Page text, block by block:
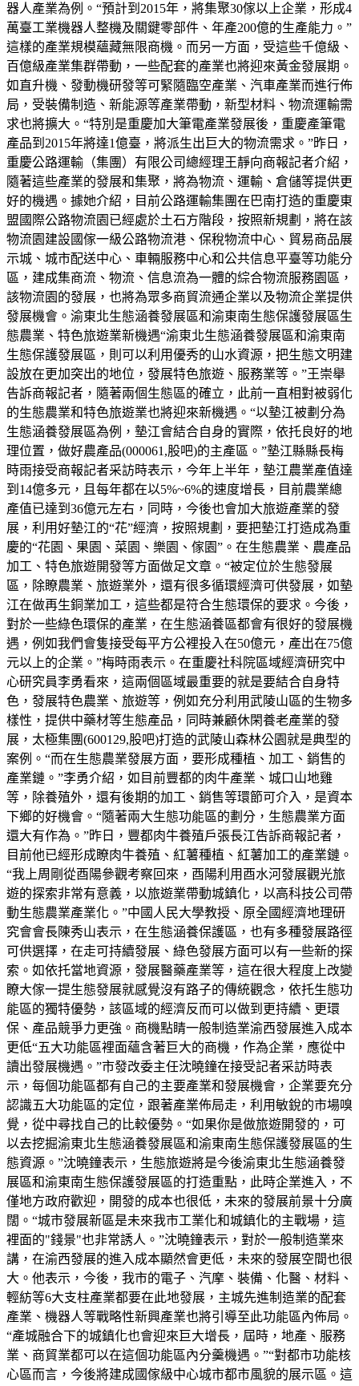
器人產業為例。“預計到2015年，將集聚30傢以上企業，形成4
萬臺工業機器人整機及關鍵零部件、年產200億的生產能力。”
這樣的產業規模蘊藏無限商機。而另一方面，受這些千億級、
百億級產業集群帶動，一些配套的產業也將迎來黃金發展期。
如直升機、發動機研發等可緊隨臨空產業、汽車產業而進行佈
局，受裝備制造、新能源等產業帶動，新型材料、物流運輸需
求也將擴大。“特別是重慶加大筆電產業發展後，重慶產筆電
產品到2015年將達1億臺，將派生出巨大的物流需求。”昨日，
重慶公路運輸（集團）有限公司總經理王靜向商報記者介紹，
隨著這些產業的發展和集聚，將為物流、運輸、倉儲等提供更
好的機遇。據她介紹，目前公路運輸集團在巴南打造的重慶東
盟國際公路物流園已經處於土石方階段，按照新規劃，將在該
物流園建設國傢一級公路物流港、保稅物流中心、貿易商品展
示城、城市配送中心、車輛服務中心和公共信息平臺等功能分
區，建成集商流、物流、信息流為一體的綜合物流服務園區，
該物流園的發展，也將為眾多商貿流通企業以及物流企業提供
發展機會。渝東北生態涵養發展區和渝東南生態保護發展區生
態農業、特色旅遊業新機遇“渝東北生態涵養發展區和渝東南
生態保護發展區，則可以利用優秀的山水資源，把生態文明建
設放在更加突出的地位，發展特色旅遊、服務業等。”王崇舉
告訴商報記者，隨著兩個生態區的確立，此前一直相對被弱化
的生態農業和特色旅遊業也將迎來新機遇。“以墊江被劃分為
生態涵養發展區為例，墊江會結合自身的實際，依托良好的地
理位置，做好農產品(000061,股吧)的主產區。”墊江縣縣長梅
時雨接受商報記者采訪時表示，今年上半年，墊江農業產值達
到14億多元，且每年都在以5%~6%的速度增長，目前農業總
產值已達到36億元左右，同時，今後也會加大旅遊產業的發
展，利用好墊江的“花”經濟，按照規劃，要把墊江打造成為重
慶的“花園、果園、菜園、樂園、傢園”。在生態農業、農產品
加工、特色旅遊開發等方面做足文章。“被定位於生態發展
區，除瞭農業、旅遊業外，還有很多循環經濟可供發展，如墊
江在做再生銅業加工，這些都是符合生態環保的要求。今後，
對於一些綠色環保的產業，在生態涵養區都會有很好的發展機
遇，例如我們會隻接受每平方公裡投入在50億元，產出在75億
元以上的企業。”梅時雨表示。在重慶社科院區域經濟研究中
心研究員李勇看來，這兩個區域最重要的就是要結合自身特
色，發展特色農業、旅遊等，例如充分利用武陵山區的生物多
樣性，提供中藥材等生態產品，同時兼顧休閑養老產業的發
展，太極集團(600129,股吧)打造的武陵山森林公園就是典型的
案例。“而在生態農業發展方面，要形成種植、加工、銷售的
產業鏈。”李勇介紹，如目前豐都的肉牛產業、城口山地雞
等，除養殖外，還有後期的加工、銷售等環節可介入，是資本
下鄉的好機會。“隨著兩大生態功能區的劃分，生態農業方面
還大有作為。”昨日，豐都肉牛養殖戶張長江告訴商報記者，
目前他已經形成瞭肉牛養殖、紅薯種植、紅薯加工的產業鏈。
“我上周剛從酉陽參觀考察回來，酉陽利用酉水河發展觀光旅
遊的探索非常有意義，以旅遊業帶動城鎮化，以高科技公司帶
動生態農業產業化。”中國人民大學教授、原全國經濟地理研
究會會長陳秀山表示，在生態涵養保護區，也有多種發展路徑
可供選擇，在走可持續發展、綠色發展方面可以有一些新的探
索。如依托當地資源，發展醫藥產業等，這在很大程度上改變
瞭大傢一提生態發展就感覺沒有路子的傳統觀念，依托生態功
能區的獨特優勢，該區域的經濟反而可以做到更持續、更環
保、產品競爭力更強。商機點睛一般制造業渝西發展進入成本
更低“五大功能區裡面蘊含著巨大的商機，作為企業，應從中
讀出發展機遇。”市發改委主任沈曉鐘在接受記者采訪時表
示，每個功能區都有自己的主要產業和發展機會，企業要充分
認識五大功能區的定位，跟著產業佈局走，利用敏銳的市場嗅
覺，從中尋找自己的比較優勢。“如果你是做旅遊開發的，可
以去挖掘渝東北生態涵養發展區和渝東南生態保護發展區的生
態資源。”沈曉鐘表示，生態旅遊將是今後渝東北生態涵養發
展區和渝東南生態保護發展區的打造重點，此時企業進入，不
僅地方政府歡迎，開發的成本也很低，未來的發展前景十分廣
闊。“城市發展新區是未來我市工業化和城鎮化的主戰場，這
裡面的"錢景"也非常誘人。”沈曉鐘表示，對於一般制造業來
講，在渝西發展的進入成本顯然會更低，未來的發展空間也很
大。他表示，今後，我市的電子、汽摩、裝備、化醫、材料、
輕紡等6大支柱產業都要在此地發展，主城先進制造業的配套
產業、機器人等戰略性新興產業也將引導至此功能區內佈局。
“產城融合下的城鎮化也會迎來巨大增長，屆時，地產、服務
業、商貿業都可以在這個功能區內分羹機遇。”“對都市功能核
心區而言，今後將建成國傢級中心城市都市風貌的展示區。這